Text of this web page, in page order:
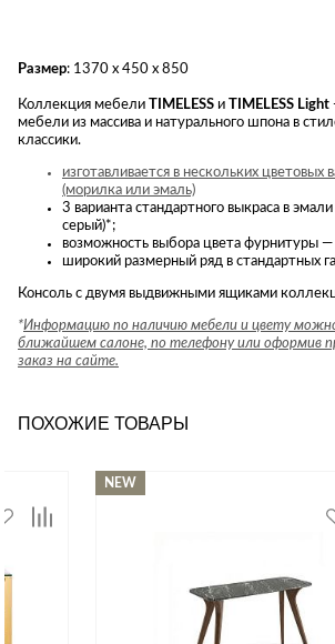
Размер: 1370 х 450 х 850
Коллекция мебели TIMELESS и TIMELESS Light
мебели из массива и натурального шпона в
классики.
изготавливается в нескольких цветовых
(морилка или эмаль)
3 варианта стандартного выкраса в
серый)*;
возможность выбора цвета фурнитуры —
широкий размерный ряд в стандартных
Консоль с двумя выдвижными ящиками
*Информацию по наличию мебели и цвету
ближайшем салоне, по телефону или оформив
заказ на сайте.
ПОХОЖИЕ ТОВАРЫ
NEW